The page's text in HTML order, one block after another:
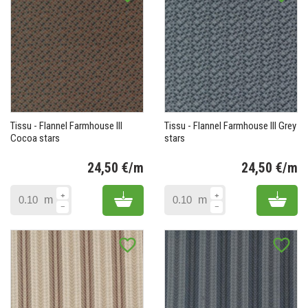
Tissu - Flannel Farmhouse III
Cocoa stars
24,50 €/m
m Add to cart
Tissu - Flannel Farmhouse III Grey
stars
24,50 €/m
m Add
favorite_border favorite_border